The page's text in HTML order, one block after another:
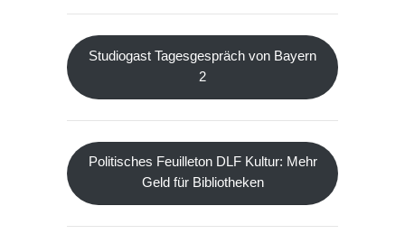
Studiogast Tagesgespräch von Bayern
2
Politisches Feuilleton DLF Kultur: Mehr
Geld für Bibliotheken